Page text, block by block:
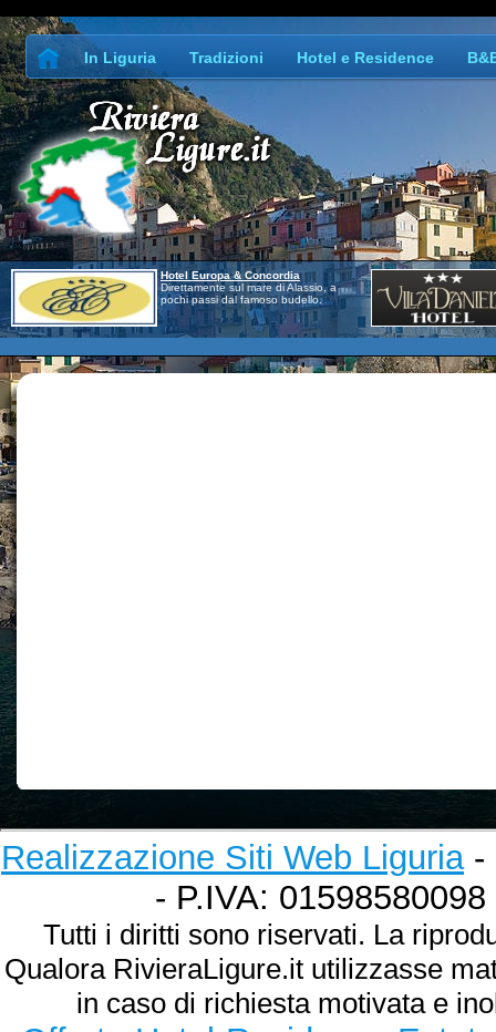
Hotel Europa & Concordia
Direttamente sul mare di Alassio, a
pochi passi dal famoso budello.
In Liguria Tradizioni Hotel e Residence
Realizzazione Siti Web Liguria-
- P.IVA:
Tutti i diritti sono riservati. La
Qualora RivieraLigure.it utilizzasse
in caso di richiesta motivata e